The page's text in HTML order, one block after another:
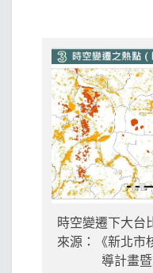
時空變遷下大台
來源：《新北市
導計畫